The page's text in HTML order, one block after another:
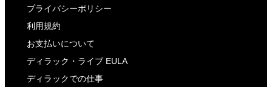
プライバシーポリシー
利用規約
お支払いについて
ディラック・ライブ EULA
ディラックでの仕事